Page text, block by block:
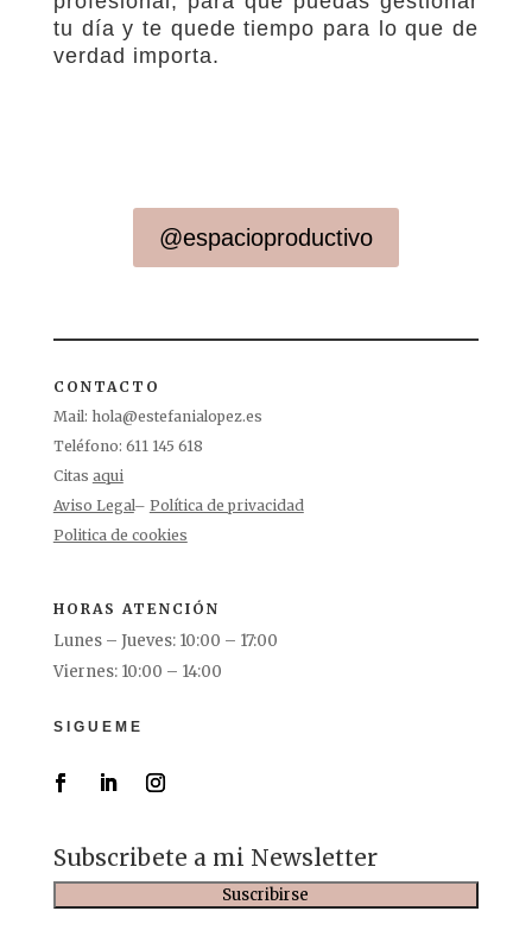
tu día y te quede tiempo para lo que de
verdad importa.
@espacioproductivo
CONTACTO
Mail: hola@estefanialopez.es
Teléfono: 611 145 618
Citas aqui
Aviso Legal– Política de privacidad
Politica de cookies
HORAS ATENCIÓN
Lunes – Jueves: 10:00 – 17:00
Viernes: 10:00 – 14:00
SIGUEME
Subscribete a mi Newsletter
Suscribirse